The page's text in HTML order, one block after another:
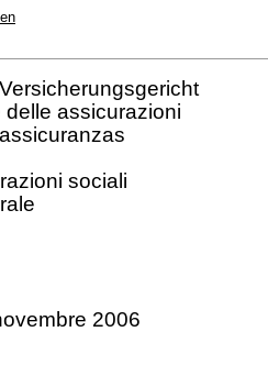
assicurazioni
sociali
2006